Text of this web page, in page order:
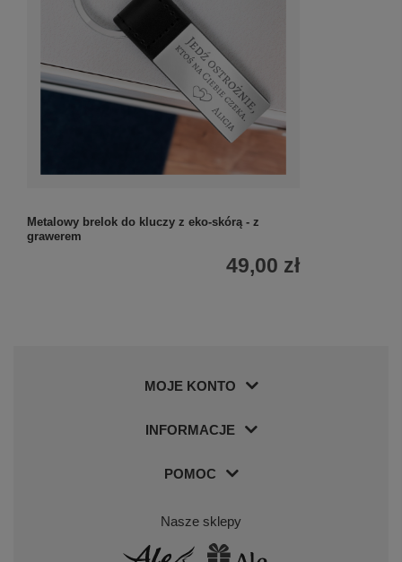
Metalowy brelok do kluczy z eko-skórą - z
grawerem
49,00 zł
MOJE KONTO
INFORMACJE
POMOC
Nasze sklepy